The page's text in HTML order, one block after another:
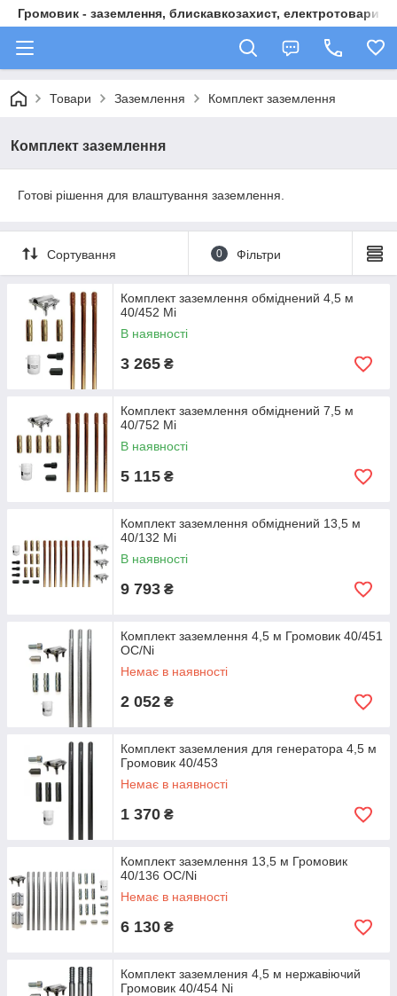
Громовик - заземлення, блискавкозахист, електротовари
Товари Заземлення Комплект заземлення
Комплект заземлення
Готові рішення для влаштування заземлення.
Сортування 0 Фільтри
Комплект заземлення обміднений 4,5 м
40/452 Mi
В наявності
3 265 ₴
Комплект заземлення обміднений 7,5 м
40/752 Mi
В наявності
5 115 ₴
Комплект заземлення обміднений 13,5 м
40/132 Mi
В наявності
9 793 ₴
Комплект заземлення 4,5 м Громовик 40/451
ОС/Ni
Немає в наявності
2 052 ₴
Комплект заземления для генератора 4,5 м
Громовик 40/453
Немає в наявності
1 370 ₴
Комплект заземлення 13,5 м Громовик
40/136 ОС/Ni
Немає в наявності
6 130 ₴
Комплект заземления 4,5 м нержавіючий
Громовик 40/454 Ni